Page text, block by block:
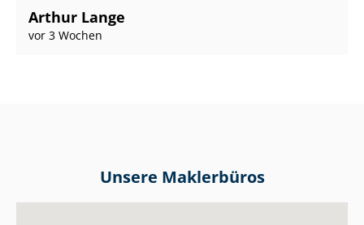
Arthur Lange
vor 3 Wochen
Unsere Maklerbüros